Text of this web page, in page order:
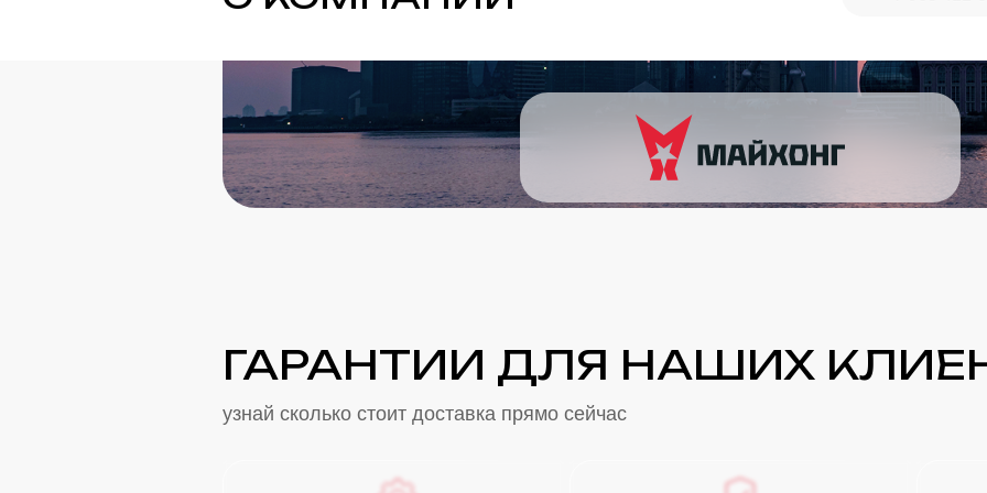
узнай сколько стоит доставка прямо сейчас
ГАРАНТИИ ДЛЯ НАШИХ